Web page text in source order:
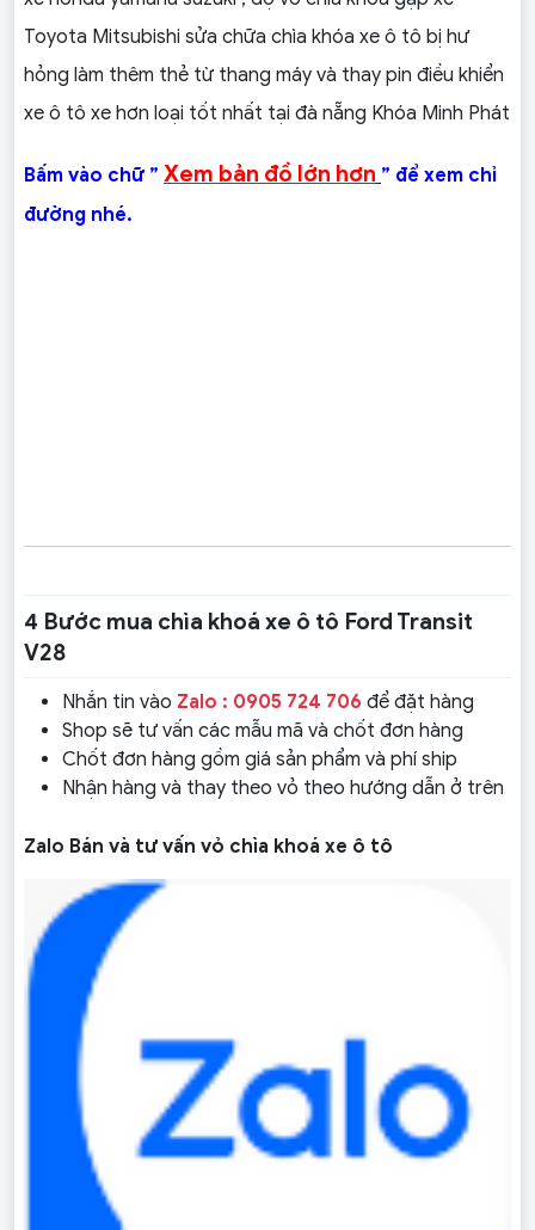
Toyota Mitsubishi sửa chữa chìa khóa xe ô tô bị hư
hỏng làm thêm thẻ từ thang máy và thay pin điều khiển
xe ô tô xe hơn loại tốt nhất tại đà nẵng Khóa Minh Phát
Bấm vào chữ ” Xem bản đồ lớn hơn ” để xem chỉ
đường nhé.
4 Bước mua chìa khoá xe ô tô Ford Transit
V28
Nhắn tin vào Zalo : 0905 724 706 để đặt hàng
Shop sẽ tư vấn các mẫu mã và chốt đơn hàng
Chốt đơn hàng gồm giá sản phẩm và phí ship
Nhận hàng và thay theo vỏ theo hướng dẫn ở trên
Zalo Bán và tư vấn vỏ chìa khoá xe ô tô